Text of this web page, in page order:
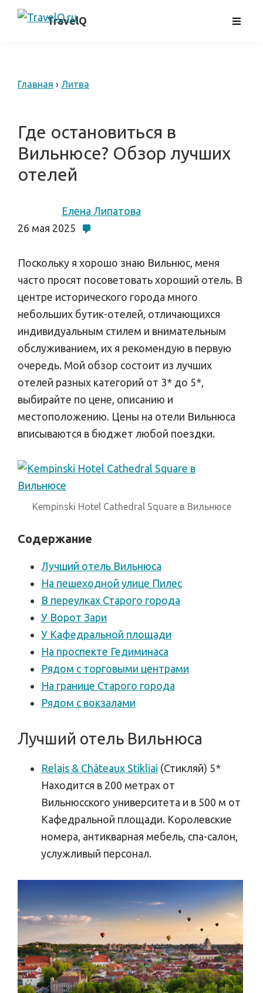
Skip
TravelQ
самостоятельные
Главная › Литва
Где остановиться в
Вильнюсе? Обзор лучших
отелей
Елена Липатова
26 мая 2025
Поскольку я хорошо знаю Вильнюс, меня
часто просят посоветовать хороший отель. В
центре исторического города много
небольших бутик-отелей, отличающихся
индивидуальным стилем и внимательным
обслуживанием, их я рекомендую в первую
очередь. Мой обзор состоит из лучших
отелей разных категорий от 3* до 5*,
выбирайте по цене, описанию и
местоположению. Цены на отели Вильнюса
вписываются в бюджет любой поездки.
Kempinski Hotel Cathedral Square в Вильнюсе
Содержание
Лучший отель Вильнюса
На пешеходной улице Пилес
В переулках Старого города
У Ворот Зари
У Кафедральной площади
На проспекте Гедиминаса
Рядом с торговыми центрами
На границе Старого города
Рядом с вокзалами
Лучший отель Вильнюса
Relais & Châteaux Stikliai (Стикляй) 5*
Находится в 200 метрах от
Вильнюсского университета и в 500 м от
Кафедральной площади. Королевские
номера, антикварная мебель, спа-салон,
услужливый персонал.